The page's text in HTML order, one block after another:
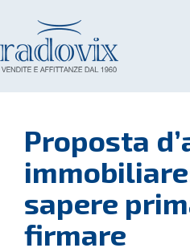
Proposta
sapere
firmare